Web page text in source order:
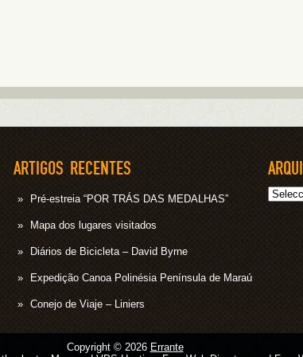
ARTIGOS RECENTES
Pré-estreia “POR TRÁS DAS MEDALHAS”
Mapa dos lugares visitados
Diários de Bicicleta – David Byrne
Expedição Canoa Polinésia Península de Maraú
Conejo de Viaje – Liniers
Arquivo
Copyright © 2026 Errante